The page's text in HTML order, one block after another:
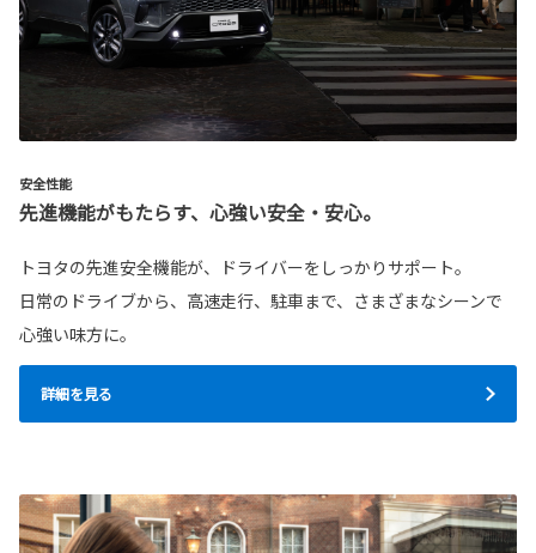
安全性能
先進機能がもたらす、心強い安全・安心。
トヨタの先進安全機能が、ドライバーをしっかりサポート。
日常のドライブから、高速走行、駐車まで、さまざまなシーンで
心強い味方に。
詳細を見る